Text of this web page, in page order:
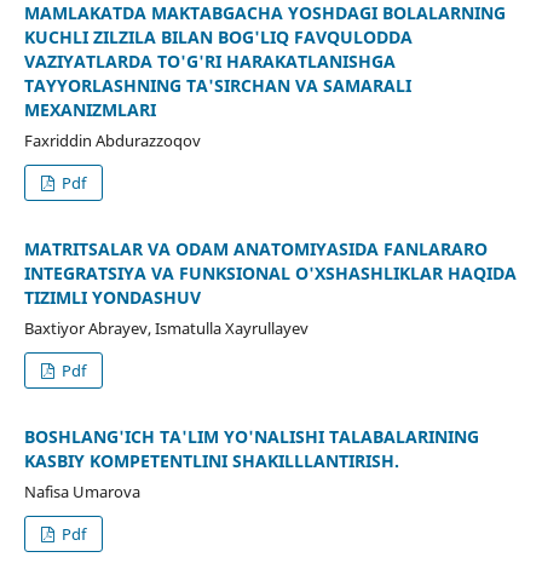
MAMLAKATDA MAKTABGACHA YOSHDAGI BOLALARNING
KUCHLI ZILZILA BILAN BOG'LIQ FAVQULODDA
VAZIYATLARDA TO'G'RI HARAKATLANISHGA
TAYYORLASHNING TA'SIRCHAN VA SAMARALI
MEXANIZMLARI
Faxriddin Abdurazzoqov
Pdf
MATRITSALAR VA ODAM ANATOMIYASIDA FANLARARO
INTEGRATSIYA VA FUNKSIONAL O'XSHASHLIKLAR HAQIDA
TIZIMLI YONDASHUV
Baxtiyor Abrayev, Ismatulla Xayrullayev
Pdf
BOSHLANG'ICH TA'LIM YO'NALISHI TALABALARINING
KASBIY KOMPETENTLINI SHAKILLLANTIRISH.
Nafisa Umarova
Pdf